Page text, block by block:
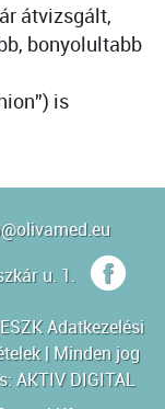
átvizsgált,
bonyolultabb
is
u. 1.
Adatkezelési
| Minden jog
AKTIV DIGITAL